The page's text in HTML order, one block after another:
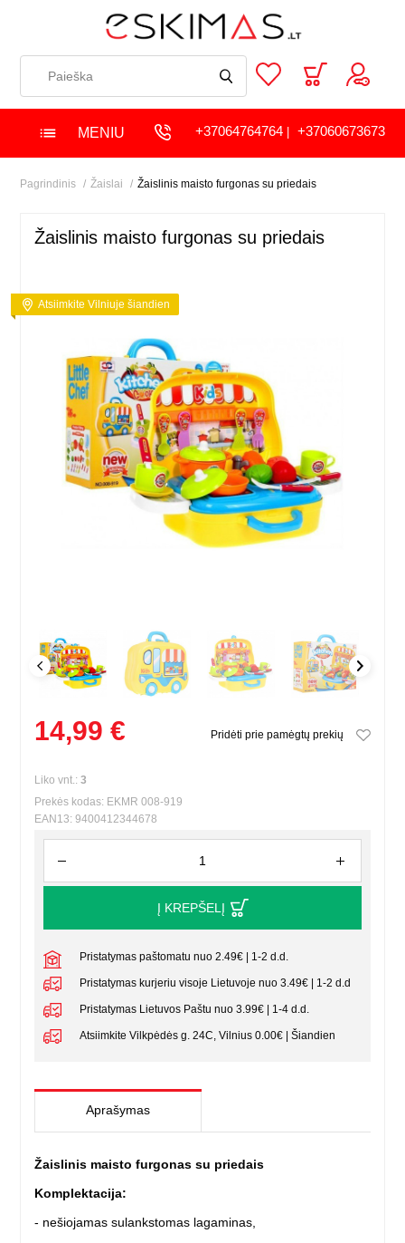
MENIU +37064764764| +37060673673
Pagrindinis Žaislai Žaislinis maisto furgonas su priedais
Žaislinis maisto furgonas su priedais
Atsiimkite Vilniuje šiandien
14,99 € Pridėti prie pamėgtų prekių
Liko vnt.:3
Prekės kodas: EKMR 008-919
EAN13: 9400412344678
Į KREPŠELĮ
Pristatymas paštomatu nuo 2.49€ | 1-2 d.d.
Pristatymas kurjeriu visoje Lietuvoje nuo 3.49€ | 1-2 d.d
Pristatymas Lietuvos Paštu nuo 3.99€ | 1-4 d.d.
Atsiimkite Vilkpėdės g. 24C, Vilnius 0.00€ | Šiandien
Aprašymas
Žaislinis maisto furgonas su priedais
Komplektacija:
- nešiojamas sulankstomas lagaminas,